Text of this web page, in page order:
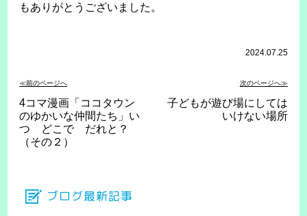
もありがとうございました。
2024.07.25
≪前のページへ 次のページへ≫
4コマ漫画「ココタウン
のゆかいな仲間たち」い
つ どこで だれと？
（その２）
子どもが遊び場にしては
いけない場所
ブログ最新記事